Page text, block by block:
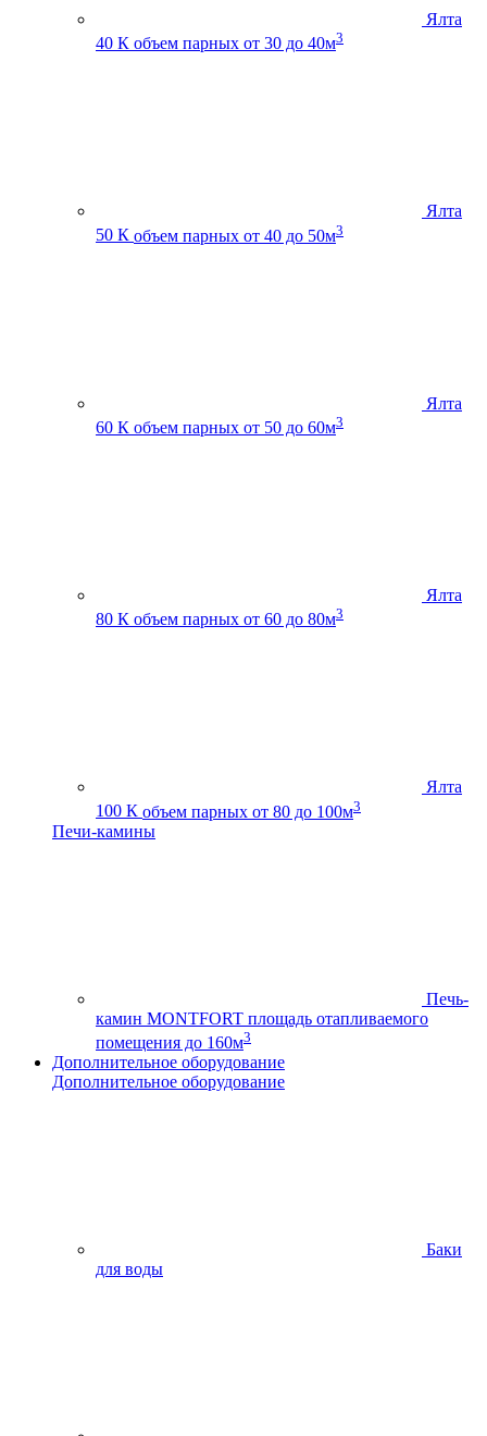
Ялта
40 К объем парных от 30 до 40м3
Ялта
50 К объем парных от 40 до 50м3
Ялта
60 К объем парных от 50 до 60м3
Ялта
80 К объем парных от 60 до 80м3
Ялта
100 К объем парных от 80 до 100м3
Печи-камины
Печь-
камин MONTFORT площадь отапливаемого
помещения до 160м3
Дополнительное оборудование
Дополнительное оборудование
Баки
для воды